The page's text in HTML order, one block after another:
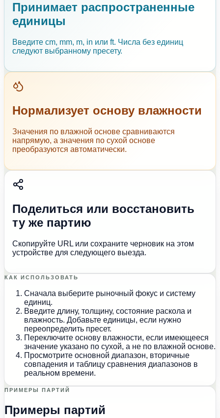
Принимает распространенные
единицы
Введите cm, mm, m, in или ft. Числа без единиц
следуют выбранному пресету.
Нормализует основу влажности
Значения по влажной основе сравниваются
напрямую, а значения по сухой основе
преобразуются автоматически.
Поделиться или восстановить
ту же партию
Скопируйте URL или сохраните черновик на этом
устройстве для следующего выезда.
КАК ИСПОЛЬЗОВАТЬ
Сначала выберите рыночный фокус и систему
единиц.
Введите длину, толщину, состояние раскола и
влажность. Добавьте единицы, если нужно
переопределить пресет.
Переключите основу влажности, если имеющееся
значение указано по сухой, а не по влажной основе.
Просмотрите основной диапазон, вторичные
совпадения и таблицу сравнения диапазонов в
реальном времени.
ПРИМЕРЫ ПАРТИЙ
Примеры партий